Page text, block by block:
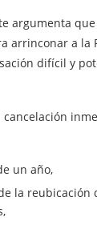
argumenta
arrinconar a la
difícil y
un año,
la reubicación